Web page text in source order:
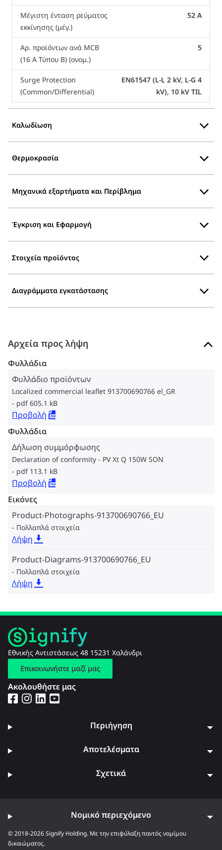
Μέγιστη ένταση ρεύματος
εκκίνησης (μέγ.)
52 A
Αρ. προϊόντων ανά MCB
(16 A Τύπου B) (ονομ.)
5
Surge Protection
(Common/Differential)
EN61547 (L-L 2 kV, L-G 4
kV), 10 kV TIL
Καλωδίωση
Θερμοκρασία
Μηχανικά εξαρτήματα και Περίβλημα
Έγκριση και Εφαρμογή
Στοιχεία προϊόντος
Διαγράμματα εγκατάστασης
Αρχεία προς λήψη
Φυλλάδια
Φυλλάδιο προϊόντων
Localized commercial leaflet 913700690766 el_GR
pdf 605.1 kB
Προβολή
Φυλλάδια
Δήλωση συμμόρφωσης
Declaration of conformity - PV Xt Q 150W SON
pdf 113.1 kB
Προβολή
Εικόνες
Product-Photographs-913700690766_EU
Πολλαπλά στοιχεία
Λήψη
Product-Diagrams-913700690766_EU
Πολλαπλά στοιχεία
Λήψη
Εθνικής Αντιστάσεως 48 15231 Χαλάνδρι
Επικοινωνήστε μαζί μας
Ακολουθήστε μας
Περιήγηση
Αποτελέσματα
Σχετικά
© 2018-2026 Signify Holding. Με την επιφύλαξη παντός νομίμου
δικαιώματος.
Νομικό περιεχόμενο